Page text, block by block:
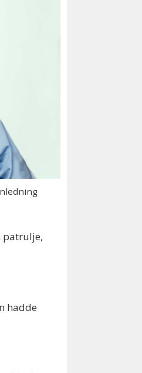
patrulje,
hadde